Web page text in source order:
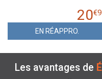
20€
EN RÉAPPRO.
Les avantages de